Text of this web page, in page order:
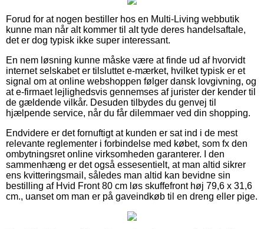
Forud for at nogen bestiller hos en Multi-Living webbutik
kunne man når alt kommer til alt tyde deres handelsaftale,
det er dog typisk ikke super interessant.
En nem løsning kunne måske være at finde ud af hvorvidt
internet selskabet er tilsluttet e-mærket, hvilket typisk er et
signal om at online webshoppen følger dansk lovgivning, og
at e-firmaet lejlighedsvis gennemses af jurister der kender til
de gældende vilkår. Desuden tilbydes du genvej til
hjælpende service, når du får dilemmaer ved din shopping.
Endvidere er det fornuftigt at kunden er sat ind i de mest
relevante reglementer i forbindelse med købet, som fx den
ombytningsret online virksomheden garanterer. I den
sammenhæng er det også essesentielt, at man altid sikrer
ens kvitteringsmail, således man altid kan bevidne sin
bestilling af Hvid Front 80 cm løs skuffefront høj 79,6 x 31,6
cm., uanset om man er på gaveindkøb til en dreng eller pige.